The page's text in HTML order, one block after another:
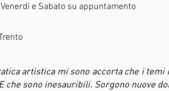
e Sabato su appuntamento
artistica mi sono accorta che i
che sono inesauribili. Sorgono nuove